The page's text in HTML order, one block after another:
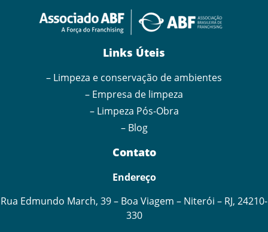
Links Úteis
– Limpeza e conservação de ambientes
– Empresa de limpeza
– Limpeza Pós-Obra
– Blog
Contato
Endereço
Rua Edmundo March, 39 – Boa Viagem – Niterói – RJ, 24210-
330